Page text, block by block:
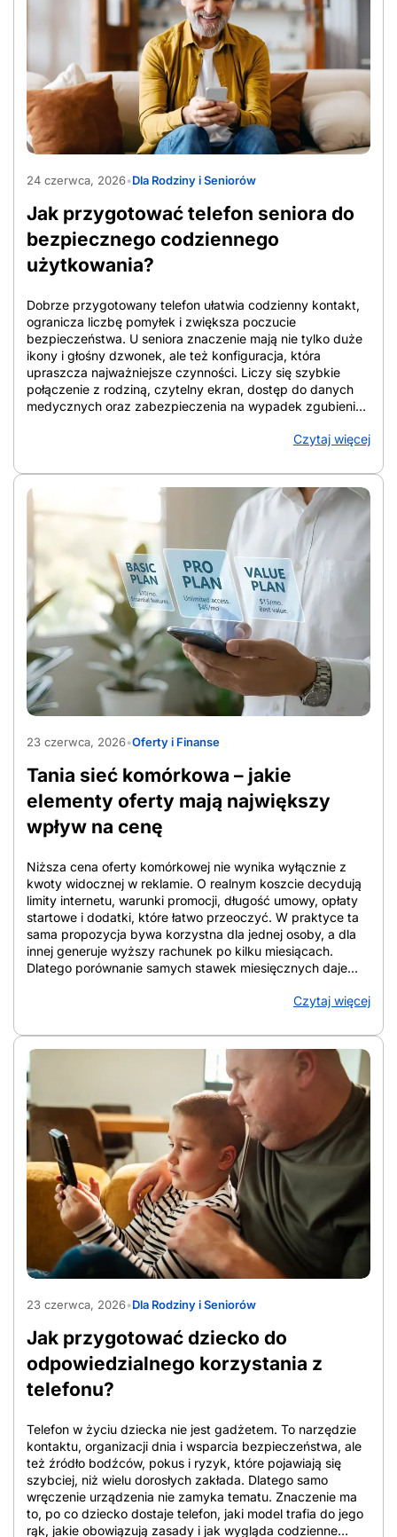
AdobeStock_1565597090
24 czerwca, 2026•Dla Rodziny i Seniorów
Jak przygotować telefon seniora do
bezpiecznego codziennego
użytkowania?
Dobrze przygotowany telefon ułatwia codzienny kontakt,
ogranicza liczbę pomyłek i zwiększa poczucie
bezpieczeństwa. U seniora znaczenie mają nie tylko duże
ikony i głośny dzwonek, ale też konfiguracja, która
upraszcza najważniejsze czynności. Liczy się szybkie
połączenie z rodziną, czytelny ekran, dostęp do danych
medycznych oraz zabezpieczenia na wypadek zgubienia
zebrano konkretne rozwiązania, które porządkują ekran,
smartfona. Telefon staje się wtedy narzędziem wsparcia, a
nie źródłem chaosu. Z artykułu dowiesz się: Jak
przygotować telefon seniora do bezpiecznego
codziennego użytkowania Jak przygotować telefon
seniora do bezpiecznego codziennego użytkowania?
Punkt wyjścia stanowi wybór urządzenia, które po
konfiguracji daje czytelny ekran, prostą obsługę, szybki
kontakt z bliskimi i lepszą ochronę przed zgubieniem,
awarią oraz spamem. Dobrze ustawiony smartfon bywa
wygodniejszy niż klasyczny telefon, bo ma większy
wyświetlacz, wyraźniejsze litery i prostsze wybieranie
kontaktów dotykiem. Gdy ustawienia Androida dla seniora
są dopasowane do wzroku i nawyków użytkownika,
obsługa smartfona dla seniora staje się bardziej intuicyjna
niż korzystanie z małych klawiszy. Klasyczny telefon
ogranicza funkcje bezpieczeństwa. Android dla seniora
warunkiem uproszczenia interfejsu. Gdy smartfon okazuje
się zbyt […]
Czytaj więcej
AdobeStock_2033712735
23 czerwca, 2026•Oferty i Finanse
Tania sieć komórkowa – jakie
elementy oferty mają największy
wpływ na cenę
Niższa cena oferty komórkowej nie wynika wyłącznie z
kwoty widocznej w reklamie. O realnym koszcie decydują
limity internetu, warunki promocji, długość umowy, opłaty
startowe i dodatki, które łatwo przeoczyć. W praktyce ta
sama propozycja bywa korzystna dla jednej osoby, a dla
innej generuje wyższy rachunek po kilku miesiącach.
Dlatego porównanie samych stawek miesięcznych daje
oferty najmocniej wpływają na cenę, jak liczyć koszt
zwracać uwagę przy analizie warunków. Tak łatwiej
ocenić, która oferta faktycznie ogranicza wydatki, a która
tylko dobrze wygląda na starcie. Z artykułu dowiesz się:
Co naprawdę oznacza niska cena oferty komórkowej Tania
sieć komórkowa oznacza relację między miesięczną
opłatą, zakresem usług i warunkami umowy, a nie samą
kwotę z reklamy. Liczy się pełny pakiet. Dla jednej osoby
najtańszy operator komórkowy to plan z dużą paczką
danych i roamingiem UE, a dla innej opcja z minimalnym
doładowaniem, bo telefon służy głównie do odbierania
połączeń. Z tego powodu tanie sieci komórkowe
porównuje się po cenie startowej, zakresie usług i czasie
utrzymania warunków. Przy ocenie oferty znaczenie ma
cena bazowa, czyli standardowa stawka bez ulg, cena po
rabatach, która zależy często od e-faktury, […]
Czytaj więcej
AdobeStock_2065357317
23 czerwca, 2026•Dla Rodziny i Seniorów
Jak przygotować dziecko do
odpowiedzialnego korzystania z
telefonu?
Telefon w życiu dziecka nie jest gadżetem. To narzędzie
kontaktu, organizacji dnia i wsparcia bezpieczeństwa, ale
też źródło bodźców, pokus i ryzyk, które pojawiają się
szybciej, niż wielu dorosłych zakłada. Dlatego samo
wręczenie urządzenia nie zamyka tematu. Znaczenie ma
to, po co dziecko dostaje telefon, jaki model trafia do jego
rąk, jakie obowiązują zasady i jak wygląda codzienne